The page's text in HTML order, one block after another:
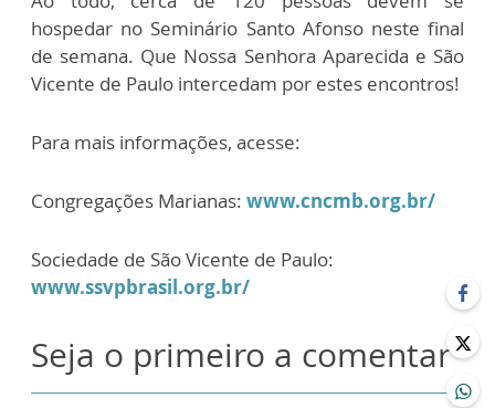
hospedar no Seminário Santo Afonso neste final
de semana. Que Nossa Senhora Aparecida e São
Vicente de Paulo intercedam por estes encontros!
Para mais informações, acesse:
Congregações Marianas: www.cncmb.org.br/
Sociedade de São Vicente de Paulo:
www.ssvpbrasil.org.br/
Seja o primeiro a comentar